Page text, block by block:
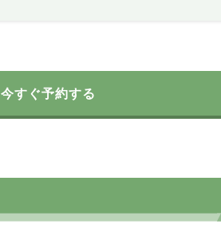
今すぐ予約する